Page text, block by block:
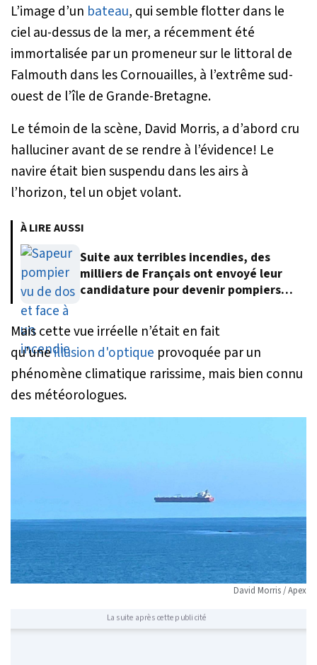
L’image d’un bateau, qui semble flotter dans le
ciel au-dessus de la mer, a récemment été
immortalisée par un promeneur sur le littoral de
Falmouth dans les Cornouailles, à l’extrême sud-
ouest de l’île de Grande-Bretagne.
Le témoin de la scène, David Morris, a d’abord cru
halluciner avant de se rendre à l’évidence! Le
navire était bien suspendu dans les airs à
l’horizon, tel un objet volant.
À LIRE AUSSI
Suite aux terribles incendies, des
milliers de Français ont envoyé leur
candidature pour devenir pompiers
Mais cette vue irréelle n’était en fait
qu’uneillusion d'optique provoquée par un
phénomène climatique rarissime, mais bien connu
des météorologues.
David Morris / Apex
La suite après cette publicité